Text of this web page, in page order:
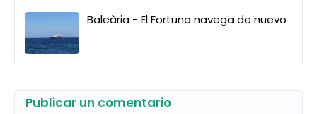
Baleària - El Fortuna navega de nuevo
Publicar un comentario